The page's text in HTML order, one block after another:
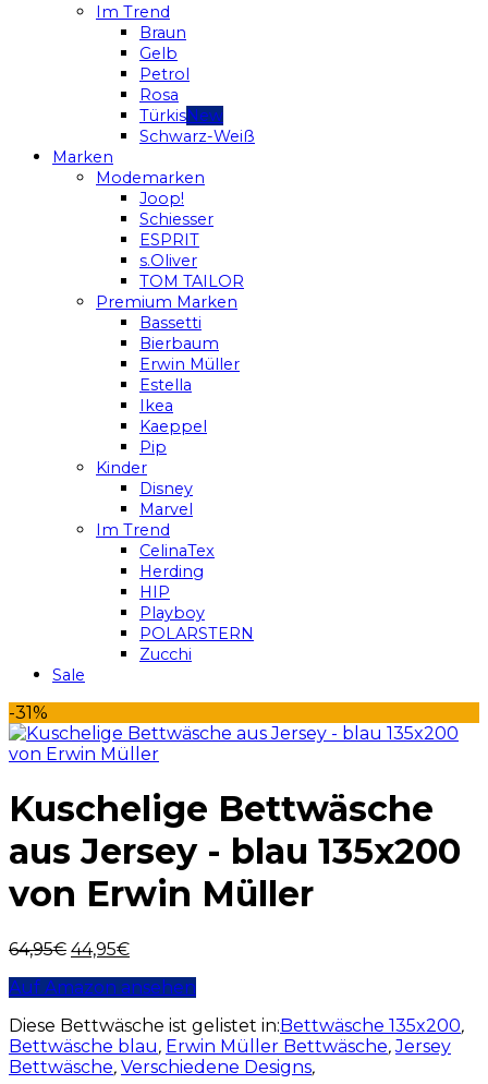
Im Trend
Braun
Gelb
Petrol
Rosa
Türkis
Schwarz-Weiß
Marken
Modemarken
Joop!
Schiesser
ESPRIT
s.Oliver
TOM TAILOR
Premium Marken
Bassetti
Bierbaum
Erwin Müller
Estella
Ikea
Kaeppel
Pip
Kinder
Disney
Marvel
Im Trend
CelinaTex
Herding
HIP
Playboy
POLARSTERN
Zucchi
Sale
-31%
Kuschelige Bettwäsche
aus Jersey - blau 135x200
von Erwin Müller
64,95€ 44,95€
Auf Amazon ansehen
Diese Bettwäsche ist gelistet in:Bettwäsche 135x200,
Bettwäsche blau, Erwin Müller Bettwäsche, Jersey
Bettwäsche, Verschiedene Designs,